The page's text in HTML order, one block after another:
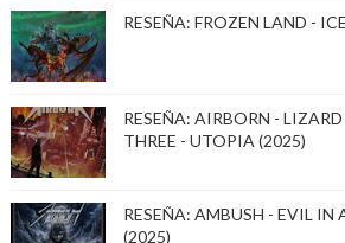
RESEÑA: FROZEN LAND -
RESEÑA: AIRBORN -
THREE - UTOPIA (2025)
RESEÑA: AMBUSH - EVIL IN
(2025)